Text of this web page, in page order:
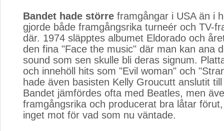
Bandet hade större framgångar i USA än i
gjorde både framgångsrika turneér och TV-
där. 1974 släpptes albumet Eldorado och
den fina "Face the music" där man kan ana
sound som sen skulle bli deras signum.
och innehöll hits som "Evil woman" och
hade även basisten Kelly Groucutt anslutit
Bandet jämfördes ofta med Beatles, men
framgångsrika och producerat bra låtar
inget mot för vad som nu väntade.